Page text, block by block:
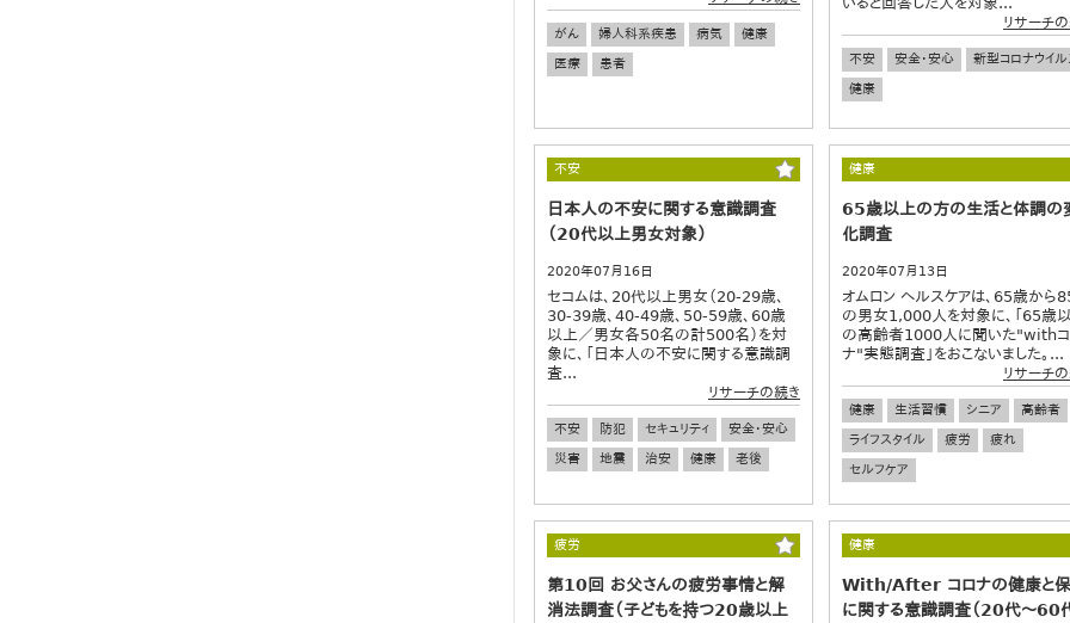
がん 婦人科系疾患 病気
健康
医療
患者
リサーチ
不安 安全・安心
新型コロナウイル
健康
不安
日本人の不安に関する意識調査
（20代以上男女対象）
2020年07月16日
セコムは、20代以上男女（20-29歳、
30-39歳、40-49歳、50-59歳、60歳
以上／男女各50名の計500名）を対
象に、「日本人の不安に関する意識調
査...
リサーチの続き
不安 防犯 セキュリティ
安全・安心
災害
地震 治安 健康 老後
健康
65歳以上の方の生活と体調の
化調査
2020年07月13日
オムロン ヘルスケアは、65歳から
の男女1,000人を対象に、「65歳
の高齢者1000人に聞いた"with
ナ"実態調査」をおこないました。...
リサーチ
健康 生活習慣 シニア
高齢者
ライフスタイル
疲労
疲れ
セルフケア
疲労
第10回 お父さんの疲労事情と解
消法調査（子どもを持つ20歳以上
健康
With/After コロナの健康と
に関する意識調査（20代～60